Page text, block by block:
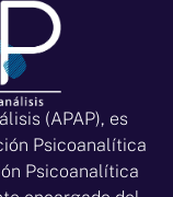
(APAP), es
Psicoanalítica
Psicoanalítica